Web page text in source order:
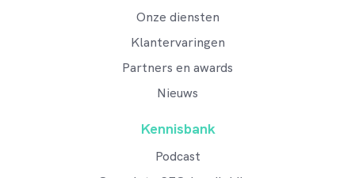
Onze diensten
Klantervaringen
Partners en awards
Nieuws
Kennisbank
Podcast